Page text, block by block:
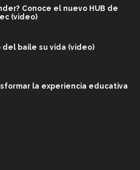
Conoce el nuevo HUB de
(video)
del baile su vida (video)
la experiencia educativa